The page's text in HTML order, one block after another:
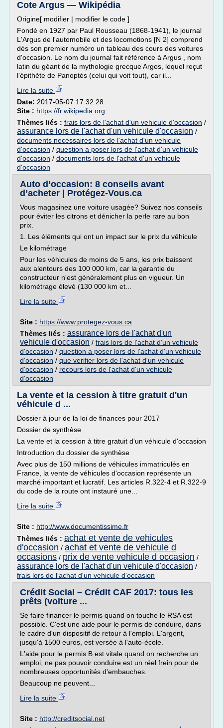
Cote Argus — Wikipédia
Origine[ modifier | modifier le code ]
Fondé en 1927 par Paul Rousseau (1868-1941), le journal
L'Argus de l'automobile et des locomotions [N 2] comprend
dès son premier numéro un tableau des cours des voitures
d'occasion. Le nom du journal fait référence à Argus , nom
latin du géant de la mythologie grecque Argos, lequel reçut
l'épithète de Panoptès (celui qui voit tout), car il...
Lire la suite
Date: 2017-05-07 17:32:28
Site : https://fr.wikipedia.org
Thèmes liés : frais lors de l'achat d'un vehicule d'occasion /
assurance lors de l'achat d'un vehicule d'occasion /
documents necessaires lors de l'achat d'un vehicule
d'occasion / question a poser lors de l'achat d'un vehicule
d'occasion / documents lors de l'achat d'un vehicule
d'occasion
Auto d’occasion: 8 conseils avant
d’acheter | Protégez-Vous.ca
Vous magasinez une voiture usagée? Suivez nos conseils
pour éviter les citrons et dénicher la perle rare au bon
prix.
1. Les éléments qui ont un impact sur le prix du véhicule
Le kilométrage
Pour les véhicules de moins de 5 ans, les prix baissent
aux alentours des 100 000 km, car la garantie du
constructeur n'est généralement plus en vigueur. Un
kilométrage élevé (130 000 km et...
Lire la suite
Site : https://www.protegez-vous.ca
Thèmes liés : assurance lors de l'achat d'un
vehicule d'occasion / frais lors de l'achat d'un vehicule
d'occasion / question a poser lors de l'achat d'un vehicule
d'occasion / que verifier lors de l'achat d'un vehicule
d'occasion / recours lors de l'achat d'un vehicule
d'occasion
La vente et la cession à titre gratuit d'un
véhicule d ...
Dossier à jour de la loi de finances pour 2017
Dossier de synthèse
La vente et la cession à titre gratuit d'un véhicule d'occasion
Introduction du dossier de synthèse
Avec plus de 150 millions de véhicules immatriculés en
France, la vente de véhicules d'occasion représente un
marché important et lucratif. Les articles R.322-4 et R.322-9
du code de la route ont instauré une...
Lire la suite
Site : http://www.documentissime.fr
Thèmes liés : achat et vente de vehicules
d'occasion / achat et vente de vehicule d
occasions / prix de vente vehicule d occasion /
assurance lors de l'achat d'un vehicule d'occasion /
frais lors de l'achat d'un vehicule d'occasion
Crédit Social – Crédit CAF 2017: tous les
prêts (voiture ...
Se faire financer le permis quand on touche le RSA est
possible. C'est une aide pour le permis de conduire, dans
le cadre d'un dispositif de retour à l'emploi. L'argent,
jusqu'à 1500 euros, est versée à l'auto-école.
L'aide pour le permis B est vitale quand on recherche un
emploi, ne pas pouvoir conduire est un réel frein pour de
nombreuses opportunités d'embauches.
Beaucoup ne peuvent...
Lire la suite
Site : http://creditsocial.net